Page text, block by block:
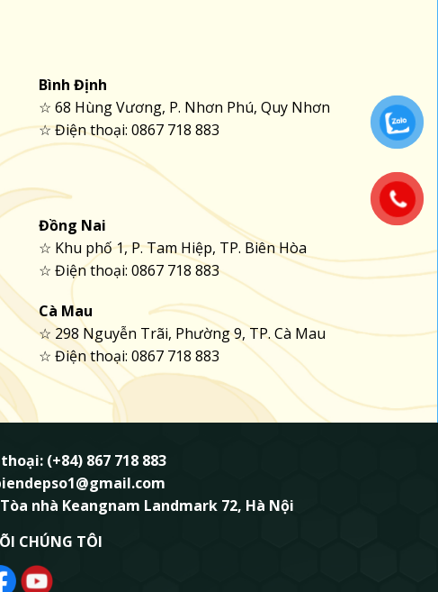
Bình Định
☆ 68 Hùng Vương, P. Nhơn Phú, Quy Nhơn
☆ Điện thoại: 0867 718 883
Đồng Nai
☆ Khu phố 1, P. Tam Hiệp, TP. Biên Hòa
☆ Điện thoại: 0867 718 883
Cà Mau
☆ 298 Nguyễn Trãi, Phường 9, TP. Cà Mau
☆ Điện thoại: 0867 718 883
(+84) 867 718 883
nhà Keangnam Landmark 72, Hà Nội
CHÚNG TÔI